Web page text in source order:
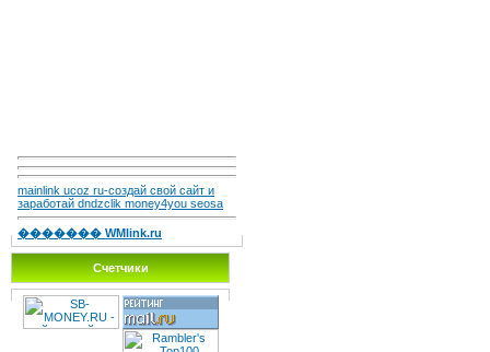
mainlink ucoz ru-создай свой сайт и
заработай dndzclik money4you seosa
������� WMlink.ru
Счетчики